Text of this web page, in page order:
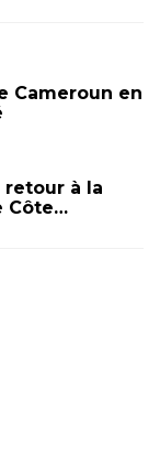
Cameroun en
retour à la
Côte…